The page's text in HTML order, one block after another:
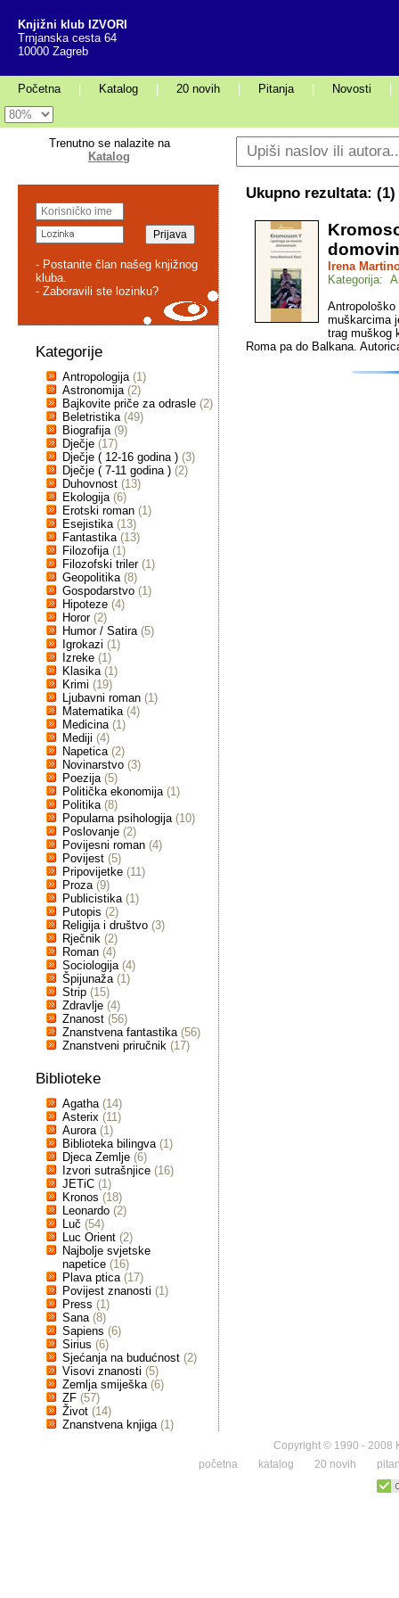
Knjižni klub IZVORI
Trnjanska cesta 64
10000 Zagreb
Početna Katalog 20 novih Pitanja Novosti
Trenutno se nalazite na
Katalog
- Postanite član našeg knjižnog
kluba.
- Zaboravili ste lozinku?
Kategorije
Antropologija (1)
Astronomija (2)
Bajkovite priče za odrasle (2)
Beletristika (49)
Biografija (9)
Dječje (17)
Dječje ( 12-16 godina ) (3)
Dječje ( 7-11 godina ) (2)
Duhovnost (13)
Ekologija (6)
Erotski roman (1)
Esejistika (13)
Fantastika (13)
Filozofija (1)
Filozofski triler (1)
Geopolitika (8)
Gospodarstvo (1)
Hipoteze (4)
Horor (2)
Humor / Satira (5)
Igrokazi (1)
Izreke (1)
Klasika (1)
Krimi (19)
Ljubavni roman (1)
Matematika (4)
Medicina (1)
Mediji (4)
Napetica (2)
Novinarstvo (3)
Poezija (5)
Politička ekonomija (1)
Politika (8)
Popularna psihologija (10)
Poslovanje (2)
Povijesni roman (4)
Povijest (5)
Pripovijetke (11)
Proza (9)
Publicistika (1)
Putopis (2)
Religija i društvo (3)
Rječnik (2)
Roman (4)
Sociologija (4)
Špijunaža (1)
Strip (15)
Zdravlje (4)
Znanost (56)
Znanstvena fantastika (56)
Znanstveni priručnik (17)
Biblioteke
Agatha (14)
Asterix (11)
Aurora (1)
Biblioteka bilingva (1)
Djeca Zemlje (6)
Izvori sutrašnjice (16)
JETiC (1)
Kronos (18)
Leonardo (2)
Luč (54)
Luc Orient (2)
Najbolje svjetske
napetice (16)
Plava ptica (17)
Povijest znanosti (1)
Press (1)
Sana (8)
Sapiens (6)
Sirius (6)
Sjećanja na budućnost (2)
Visovi znanosti (5)
Zemlja smiješka (6)
ZF (57)
Život (14)
Znanstvena knjiga (1)
Ukupno rezultata: (1)
Irena
Kategorija:
muškarcima
trag muškog
Roma pa do Balkana.
Copyright © 1990 - 2008
početna
katalog 20 novih